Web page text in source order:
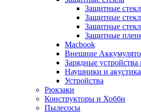
Защитные
Защитные
Защитные
Защитные
Macbook
Внешние
Зарядные устройства
Наушники и акустика
Устройства
Рюкзаки
Конструкторы и Хобби
Пылесосы